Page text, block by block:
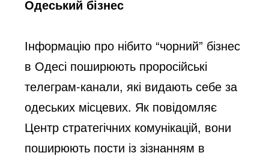
Одеський бізнес
Інформацію про нібито “чорний” бізнес
в Одесі поширюють проросійські
телеграм-канали, які видають себе за
Центр стратегічних комунікацій, вони
поширюють пости із зізнанням в